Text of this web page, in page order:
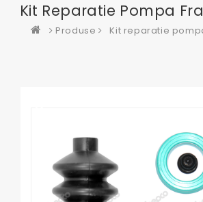
Kit Reparatie Pompa
Produse Kit reparatie